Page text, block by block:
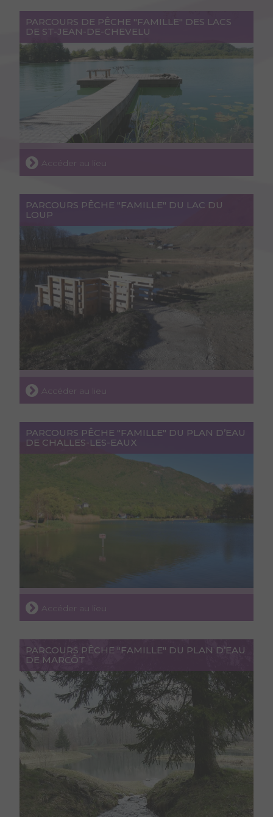
PARCOURS DE PÊCHE "FAMILLE" DES LACS
DE ST-JEAN-DE-CHEVELU
Accéder au lieu
PARCOURS PÊCHE "FAMILLE" DU LAC DU
LOUP
Accéder au lieu
PARCOURS PÊCHE "FAMILLE" DU PLAN D’EAU
DE CHALLES-LES-EAUX
Accéder au lieu
PARCOURS PÊCHE "FAMILLE" DU PLAN D’EAU
DE MARCÔT